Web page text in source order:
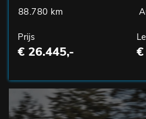
88.780 km
Prijs
€ 26.445,-